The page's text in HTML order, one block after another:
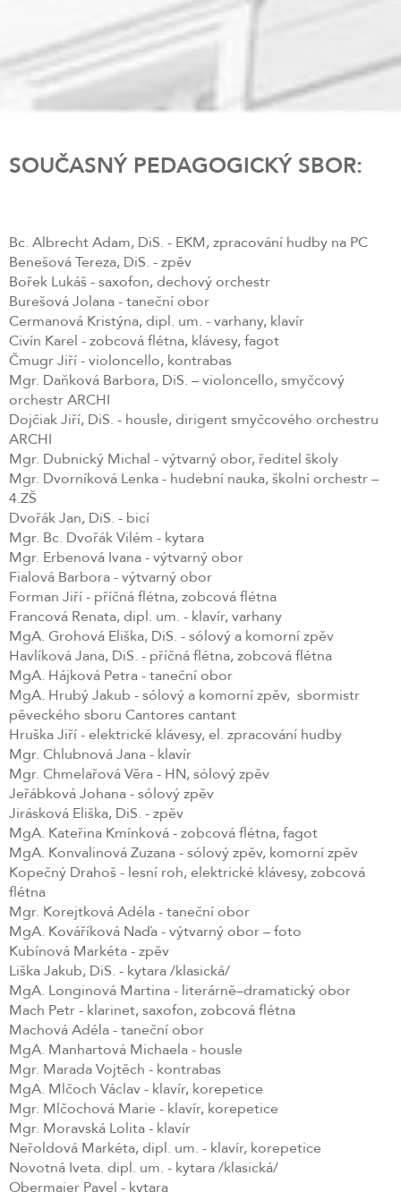
SOUČASNÝ PEDAGOGICKÝ SBOR:
Bc. Albrecht Adam, DiS. - EKM, zpracování hudby na PC
Benešová Tereza, DiS. - zpěv
Bořek Lukáš - saxofon, dechový orchestr
Burešová Jolana - taneční obor
Cermanová Kristýna, dipl. um. - varhany, klavír
Civín Karel - zobcová flétna, klávesy, fagot
Čmugr Jiří - violoncello, kontrabas
Mgr. Daňková Barbora, DiS. – violoncello, smyčcový
orchestr ARCHI
Dojčiak Jiří, DiS. - housle, dirigent smyčcového orchestru
ARCHI
Mgr. Dubnický Michal - výtvarný obor, ředitel školy
Mgr. Dvorníková Lenka - hudební nauka, školní orchestr –
4.ZŠ
Dvořák Jan, DiS. - bicí
Mgr. Bc. Dvořák Vilém - kytara
Mgr. Erbenová Ivana - výtvarný obor
Fialová Barbora - výtvarný obor
Forman Jiří - příčná flétna, zobcová flétna
Francová Renata, dipl. um. - klavír, varhany
MgA. Grohová Eliška, DiS. - sólový a komorní zpěv
Havlíková Jana, DiS. - příčná flétna, zobcová flétna
MgA. Hájková Petra - taneční obor
MgA. Hrubý Jakub - sólový a komorní zpěv, sbormistr
pěveckého sboru Cantores cantant
Hruška Jiří - elektrické klávesy, el. zpracování hudby
Mgr. Chlubnová Jana - klavír
Mgr. Chmelařová Věra - HN, sólový zpěv
Jeřábková Johana - sólový zpěv
Jirásková Eliška, DiS. - zpěv
MgA. Kateřina Kmínková - zobcová flétna, fagot
MgA. Konvalinová Zuzana - sólový zpěv, komorní zpěv
Kopečný Drahoš - lesní roh, elektrické klávesy, zobcová
flétna
Mgr. Korejtková Adéla - taneční obor
MgA. Kováříková Naďa - výtvarný obor – foto
Kubínová Markéta - zpěv
Liška Jakub, DiS. - kytara /klasická/
MgA. Longinová Martina - literárně–dramatický obor
Mach Petr - klarinet, saxofon, zobcová flétna
Machová Adéla - taneční obor
MgA. Manhartová Michaela - housle
Mgr. Marada Vojtěch - kontrabas
MgA. Mlčoch Václav - klavír, korepetice
Mgr. Mlčochová Marie - klavír, korepetice
Mgr. Moravská Lolita - klavír
Neřoldová Markéta, dipl. um. - klavír, korepetice
Novotná Iveta. dipl. um. - kytara /klasická/
Obermajer Pavel - kytara